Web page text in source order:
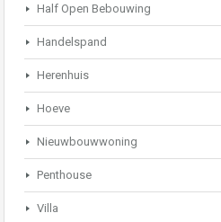
Half Open Bebouwing
Handelspand
Herenhuis
Hoeve
Nieuwbouwwoning
Penthouse
Villa